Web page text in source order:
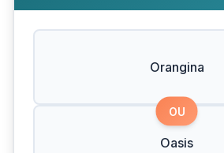
Orangina
OU
Oasis